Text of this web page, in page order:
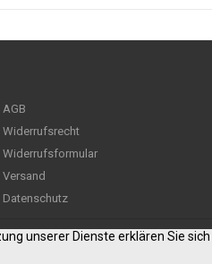
AGB
Widerrufsrecht
Widerrufsformular
Versand
Datenschutz
unserer Dienste erklären Sie